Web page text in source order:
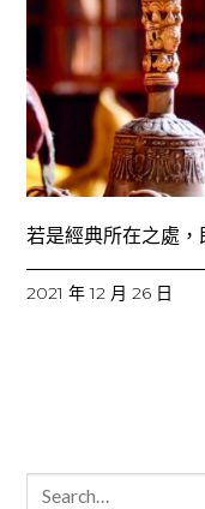
若是經典所在之處，
2021 年 12 月 26 日